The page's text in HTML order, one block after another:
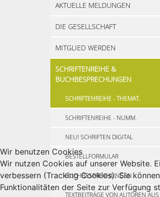
AKTUELLE MELDUNGEN
DIE GESELLSCHAFT
MITGLIED WERDEN
SCHRIFTENREIHE &
BUCHBESPRECHUNGEN
SCHRIFTENREIHE - THEMAT.
SCHRIFTENREIHE - NUMM.
NEU! SCHRIFTEN DIGITAL
BESTELLFORMULAR
BUCHBESPRECHUNGEN
TEXTBEITRÄGE VON AUTOREN AUS
Wir benutzen Cookies
Wir nutzen Cookies auf unserer Website.
verbessern (Tracking Cookies). Sie
Funktionalitäten der Seite zur Verfügung